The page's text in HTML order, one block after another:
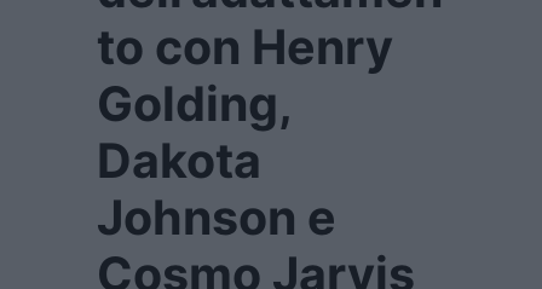
to con Henry
Golding,
Dakota
Johnson e
Cosmo Jarvis